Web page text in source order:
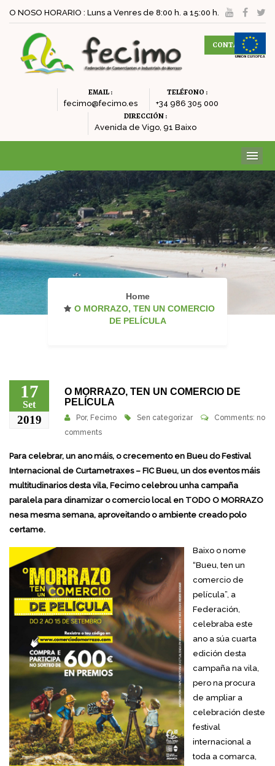
O NOSO HORARIO : Luns a Venres de 8:00 h. a 15:00 h.
CONTACTAR
EMAIL :
fecimo@fecimo.es
TELÉFONO :
+34 986 305 000
DIRECCIÓN :
Avenida de Vigo, 91 Baixo
Home
O MORRAZO, TEN UN COMERCIO
DE PELÍCULA
17
Set
2019
O MORRAZO, TEN UN COMERCIO DE
PELÍCULA
Por, Fecimo Sen categorizar
Comments: no
comments
Para celebrar, un ano máis, o crecemento en Bueu do Festival
Internacional de Curtametraxes – FIC Bueu, un dos eventos máis
multitudinarios desta vila, Fecimo celebrou unha campaña
paralela para dinamizar o comercio local en TODO O MORRAZO
nesa mesma semana, aproveitando o ambiente creado polo
certame.
Baixo o nome
“Bueu, ten un
comercio de
película”, a
Federación,
celebraba este
ano a súa cuarta
edición desta
campaña na vila,
pero na procura
de ampliar a
celebración deste
festival
internacional a
toda a comarca,